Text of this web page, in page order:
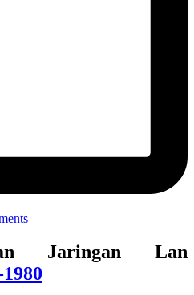
Jaringan Lan